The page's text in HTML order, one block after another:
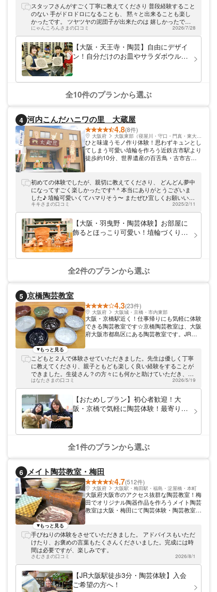
す 日常使いできる作品を作っていただく。
堀越陶房のコンセプトはシンプルでかつ、目
的をもっています。陶芸って何だろうと疑問
をお持ちの方は、ぜひ、当工房の陶芸体験に
参加されてみてはいかがですか。初めて土に
触る方もベテランの経験者も、誰もが満足で
きる設備で専門家がしっかりとご指導いたし
ます。 陶芸に夢中になれる贅沢な時間があ
とか、不器用だからどうしようとか、そんな
心配は御無用です。陶芸が大好きで専門性も
兼ね揃えた講師たちが、初めての方でも楽し
大阪天王寺にある工房です。あべのハルカス
より徒歩6分。みなさまのお越しを心よりお
待ちしております。
スタッフさんがすごく丁寧に教えてくださり 普段経験すること
のない 手がドロドロになることも、 黙々と出来ることも楽し
かったです。 ツヤツヤの泥団子が出来たのは 嬉しかったで
す。
にゃんころんさまの口コミ 2026/7/28
【大阪・天王寺・陶芸】自由にデザイ
ン！自分だけのお皿やサラダボウルを
全10件のプランから選ぶ
4 河内こんだハニワの里 大蔵屋
4.8(8件)
大阪府 大阪東部（寝屋川・守口・門真・東大阪）
ひと味違うモノ作り体験！思わずキュンとし
てしまう可愛い埴輪を作ろう近鉄古市駅より
徒歩約10分、世界遺産の百舌鳥・古市古墳
白鳥埴輪遺跡があり、古墳時代に大きな埴輪
工房があったとされています。埴輪づくりの
本場で、愛くるしいマイ埴輪制作にチャレン
ジ！グループやカップル、ご家族など、皆さ
までお楽しみいただけますよ！
初めての体験でしたが、親切に教えてくださり、 どんどん夢中
になってすごく楽しかったです^ ^ 本当にありがとうございま
した♪ 埴輪可愛いくてハマりそう〜 またぜひ宜しくお願いいた
します！！
キキさまの口コミ 2025/2/11
【大阪・羽曳野・陶芸体験】お部屋に
飾るとほっこり可愛い！埴輪づくり体
全2件のプランから選ぶ
5 京橋陶芸教室
4.3(23件)
大阪府 大阪城・京橋・市内東部
大阪・京橋駅近く！仕事帰りにも気軽に体験
できる陶芸教室です☆京橋陶芸教室は、大阪
府大阪市都島区にある陶芸教室です。JR線
い趣味のひとつにもおすすめです！ 京橋陶
芸教室では、朝10時から夜9時まで体験教室
を開講しております。仕事や家事など、毎日
を忙しく過ごしている方にも自分と向き合え
る陶芸体験は本当におすすめ☆500グラムの
粘土を使って、湯呑みやお茶わんなど、あな
たが作りたいものを自由にお作りください。
自分の手で、ひとつの作品を作り上げる時間
方でも気軽に参加できるよう、当工房では、
体験料金をリーズナブルに設定しています。
作品を焼き上げる焼成費や材料費はすべて料
スタッフが丁寧にアドバイスいたしますね。
陶芸には興味があるけれど、なかなか体験で
きなかった方も、この機会に陶芸の魅力に触
れみてはいかがですか。 休日や旅行の合間
に、仕事帰りにどうぞお気軽にお立ち寄りく
ださい。スタッフ一同心よりお待ちしており
もっと見る
こどもと２人で体験させていただきました。先生は優しく丁寧
に教えてくださり、親子ともども楽しく良い経験をすることが
できました。生徒さん？の方々にも何かと助けていただき、教
室の雰囲気がとても良いと感じました。完成を楽しみにしてい
ます。お世話になりありがとうございました。
はなたさまの口コミ 2026/5/19
【おためしプラン】初心者歓迎！大
阪・京橋で気軽に陶芸体験！最寄り駅
全1件のプランから選ぶ
6 メイト陶芸教室・梅田
4.7(512件)
大阪府 大阪駅・梅田駅・福島・淀屋橋・本町
大阪府大阪市のアクセス抜群な陶芸教室！梅
田でオリジナル陶器作品を作ろうメイト陶芸
教室は大阪・梅田にて陶芸体験・陶芸教室を
ところにある陶芸教室です。30坪ある広々
とした教室内は、ろくろの向きなど作業のし
やすさに気を配った造りとなっています。リ
ラックスできるBGMが流れ、落ち着いた雰
囲気。土の香りに癒されながら、ゆったりと
伝統文化に触れていってください。 あなた
にぴったりの陶芸体験が見つかります！ 電
動ろくろ体験や手びねりはもちろん、時計制
もっと見る
手びねりの体験をさせていただきました。 アドバイスもいただ
けたり、お褒めの言葉もたくさんくださいました。完成には時
間は必要ですが、楽しみです。
さむさまの口コミ 2026/8/1
【JR大阪駅徒歩3分・陶芸体験】入会
ご希望の方へ！